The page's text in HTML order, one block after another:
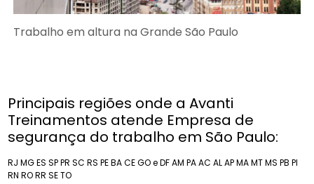
Trabalho em altura na Grande São Paulo
Principais regiões onde a Avanti
Treinamentos atende Empresa de
segurança do trabalho em São Paulo:
RJ MGES SPPR SC RS PEBACEGO e DFAM PAAC ALAPMAMTMS PB PI
RN RORR SETO